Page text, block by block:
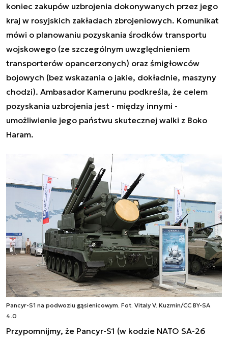
koniec zakupów uzbrojenia dokonywanych przez jego
kraj w rosyjskich zakładach zbrojeniowych. Komunikat
mówi o planowaniu pozyskania środków transportu
wojskowego (ze szczególnym uwzględnieniem
transporterów opancerzonych) oraz śmigłowców
bojowych (bez wskazania o jakie, dokładnie, maszyny
chodzi). Ambasador Kamerunu podkreśla, że celem
pozyskania uzbrojenia jest - między innymi -
umożliwienie jego państwu skutecznej walki z Boko
Haram.
Pancyr-S1 na podwoziu gąsienicowym. Fot. Vitaly V. Kuzmin/CC BY-SA
4.0
Przypomnijmy, że Pancyr-S1 (w kodzie NATO SA-26